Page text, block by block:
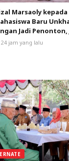
Marsaoly kepada
Baru
Jadi Penonton,
Masa Depan
24 jam yang lalu